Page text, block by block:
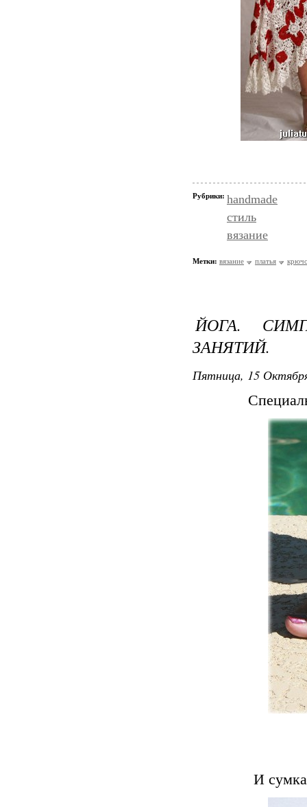
Рубрики: handmade
стиль
вязание
Метки: вязание платья
ЙОГА.
ЗАНЯТИЙ.
Пятница, 15
И